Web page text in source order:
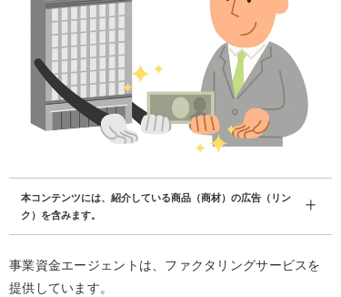
本コンテンツには、紹介している商品（商材）の広告（リン
ク）を含みます。
事業資金エージェントは、ファクタリングサービスを
提供しています。